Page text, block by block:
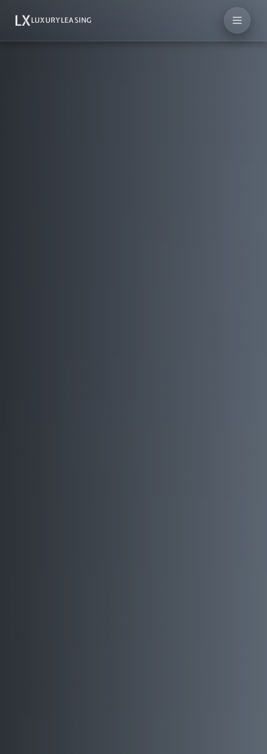
LXLUXURYLEASING